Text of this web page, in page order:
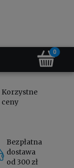
Korzystne
ceny
Bezpłatna
dostawa
od 300 zł